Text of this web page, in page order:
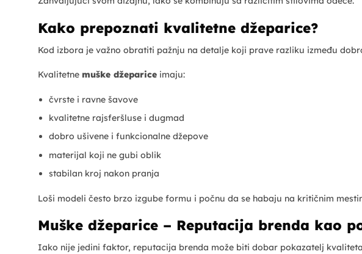
Kako prepoznati kvalitetne džeparice?
Kod izbora je važno obratiti pažnju na detalje koji prave razliku između
Kvalitetne muške džeparice imaju:
čvrste i ravne šavove
kvalitetne rajsferšluse i dugmad
dobro ušivene i funkcionalne džepove
materijal koji ne gubi oblik
stabilan kroj nakon pranja
Loši modeli često brzo izgube formu i počnu da se habaju na kritičnim
Muške džeparice – Reputacija brenda kao
Iako nije jedini faktor, reputacija brenda može biti dobar pokazatelj